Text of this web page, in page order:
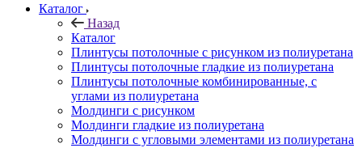
Каталог
Назад
Каталог
Плинтусы потолочные с рисунком из полиуретана
Плинтусы потолочные гладкие из полиуретана
Плинтусы потолочные комбинированные, с
углами из полиуретана
Молдинги c рисунком
Молдинги гладкие из полиуретана
Молдинги с угловыми элементами из полиуретана